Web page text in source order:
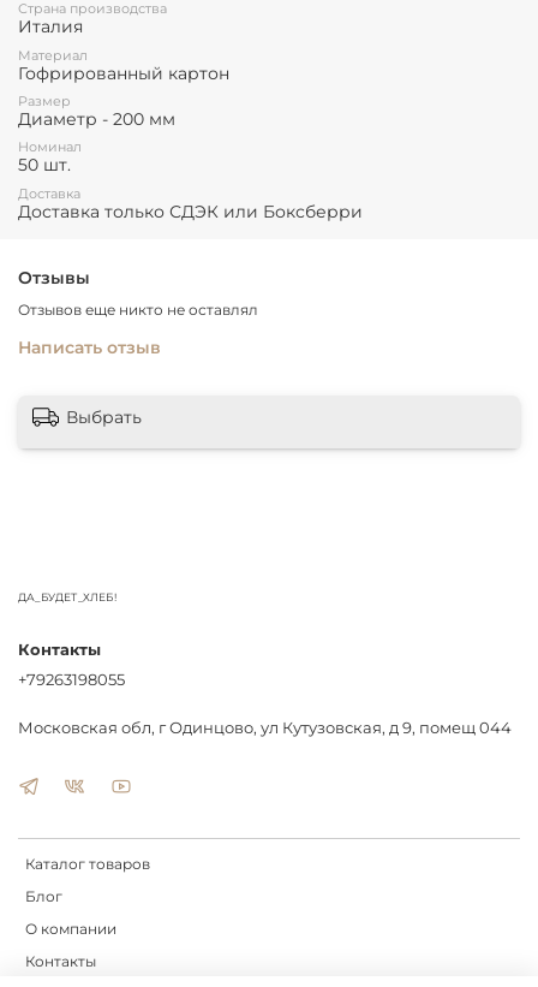
Страна производства
Италия
Материал
Гофрированный картон
Размер
Диаметр - 200 мм
Номинал
50 шт.
Доставка
Доставка только СДЭК или Боксберри
Отзывы
Отзывов еще никто не оставлял
Написать отзыв
Выбрать
ДА_БУДЕТ_ХЛЕБ!
Каталог товаров
Блог
О компании
Контакты
Контакты
+79263198055
Московская обл, г Одинцово, ул Кутузовская, д 9, помещ 044